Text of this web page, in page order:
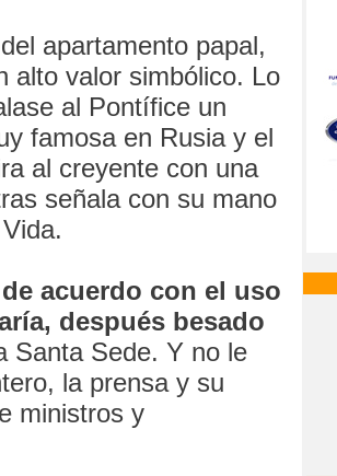
apartamento papal,
alto valor simbólico. Lo
al Pontífice un
famosa en Rusia y el
al creyente con una
señala con su mano
acuerdo con el uso
después besado
Santa Sede. Y no le
la prensa y su
ministros y